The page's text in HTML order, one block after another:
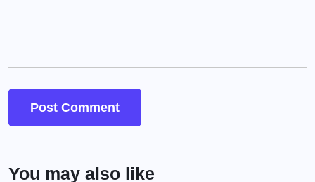
You may also like